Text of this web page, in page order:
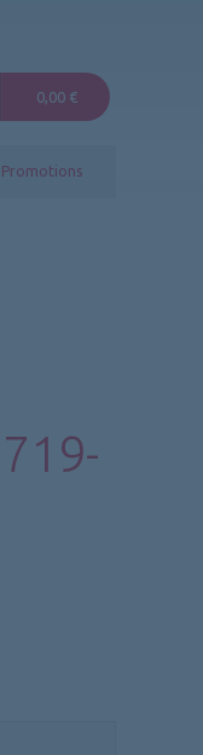
0,00 €
Promotions